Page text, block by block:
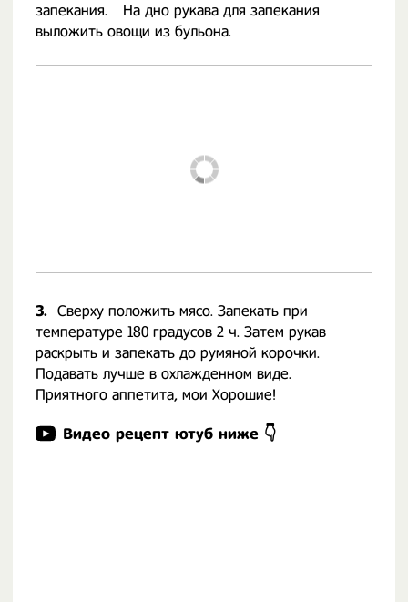
запекания.⠀ На дно рукава для запекания
выложить овощи из бульона.
3. Сверху положить мясо. Запекать при
температуре 180 градусов 2 ч. Затем рукав
раскрыть и запекать до румяной корочки.⠀ ⠀
Подавать лучше в охлажденном виде.⠀ ⠀
Приятного аппетита, мои Хорошие!
Видео рецепт ютуб ниже 👇